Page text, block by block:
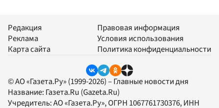
Редакция
Реклама
Карта сайта
Правовая информация
Условия использования
Политика конфиденциальности
© АО «Газета.Ру» (1999-2026) – Главные новости дня
Название: Газета.Ru (Gazeta.Ru)
Учредитель:АО «Газета.Ру», ОГРН 1067761730376, ИНН